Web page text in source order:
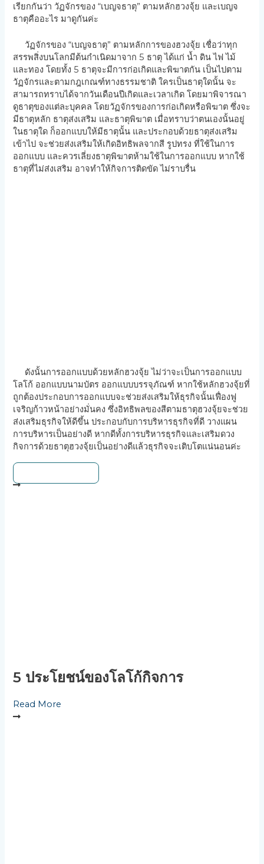
เรียกกันว่า วัฏจักรของ “เบญจธาตุ” ตามหลักฮวงจุ้ย และเบญจ
ธาตุคืออะไร มาดูกันค่ะ
วัฏจักรของ “เบญจธาตุ” ตามหลักการของฮวงจุ้ย เชื่อว่าทุก
สรรพสิ่งบนโลกมีต้นกำเนิดมาจาก 5 ธาตุ ได้แก่ น้ำ ดิน ไฟ ไม้
และทอง โดยทั้ง 5 ธาตุจะมีการก่อเกิดและพิฆาตกัน เป็นไปตาม
วัฏจักรและตามกฎเกณฑ์ทางธรรมชาติ ใครเป็นธาตุใดนั้น จะ
สามารถทราบได้จากวันเดือนปีเกิดและเวลาเกิด โดยมาพิจารณา
ดูธาตุของแต่ละบุคคล โดยวัฏจักรของการก่อเกิดหรือพิฆาต ซึ่งจะ
มีธาตุหลัก ธาตุส่งเสริม และธาตุพิฆาต เมื่อทราบว่าตนเองนั้นอยู่
ในธาตุใด ก็ออกแบบให้มีธาตุนั้น และประกอบด้วยธาตุส่งเสริม
เข้าไป จะช่วยส่งเสริมให้เกิดอิทธิพลจากสี รูปทรง ที่ใช้ในการ
ออกแบบ และควรเลี่ยงธาตุพิฆาตห้ามใช้ในการออกแบบ หากใช้
ธาตุที่ไม่ส่งเสริม อาจทำให้กิจการติดขัด ไม่ราบรื่น
ดังนั้นการออกแบบด้วยหลักฮวงจุ้ย ไม่ว่าจะเป็นการออกแบบ
โลโก้ ออกแบบนามบัตร ออกแบบบรรจุภัณฑ์ หากใช้หลักฮวงจุ้ยที่
ถูกต้องประกอบการออกแบบจะช่วยส่งเสริมให้ธุรกิจนั้นเฟื่องฟู
เจริญก้าวหน้าอย่างมั่นคง ซึ่งอิทธิพลของสีตามธาตุฮวงจุ้ยจะช่วย
ส่งเสริมธุรกิจให้ดีขึ้น ประกอบกับการบริหารธุรกิจที่ดี วางแผน
การบริหารเป็นอย่างดี หากดีทั้งการบริหารธุรกิจและเสริมดวง
กิจการด้วยธาตุฮวงจุ้ยเป็นอย่างดีแล้วธุรกิจจะเติบโตแน่นอนค่ะ
5 ประโยชน์ของโลโก้กิจการ
Read More